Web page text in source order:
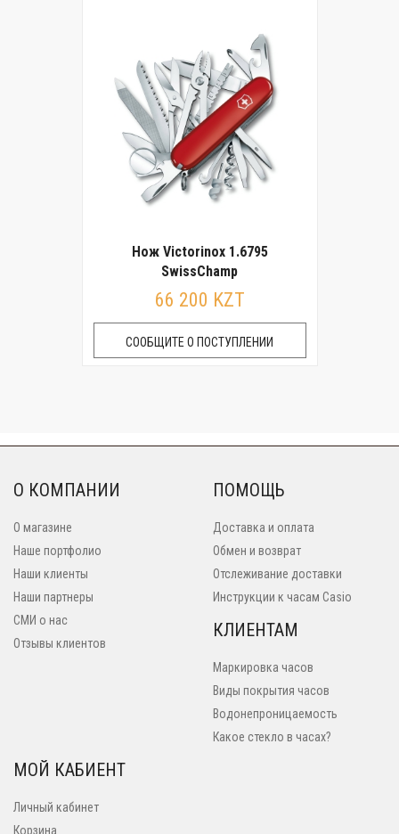
Нож Victorinox 1.6795
SwissChamp
66 200 KZT
СООБЩИТЕ О ПОСТУПЛЕНИИ
О КОМПАНИИ
О магазине
Наше портфолио
Наши клиенты
Наши партнеры
СМИ о нас
Отзывы клиентов
ПОМОЩЬ
Доставка и оплата
Обмен и возврат
Отслеживание доставки
Инструкции к часам Casio
КЛИЕНТАМ
Маркировка часов
Виды покрытия часов
Водонепроницаемость
Какое стекло в часах?
МОЙ КАБИЕНТ
Личный кабинет
Корзина